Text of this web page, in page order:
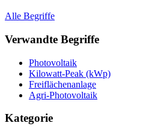
Alle Begriffe
Verwandte Begriffe
Photovoltaik
Kilowatt-Peak (kWp)
Freiflächenanlage
Agri-Photovoltaik
Kategorie